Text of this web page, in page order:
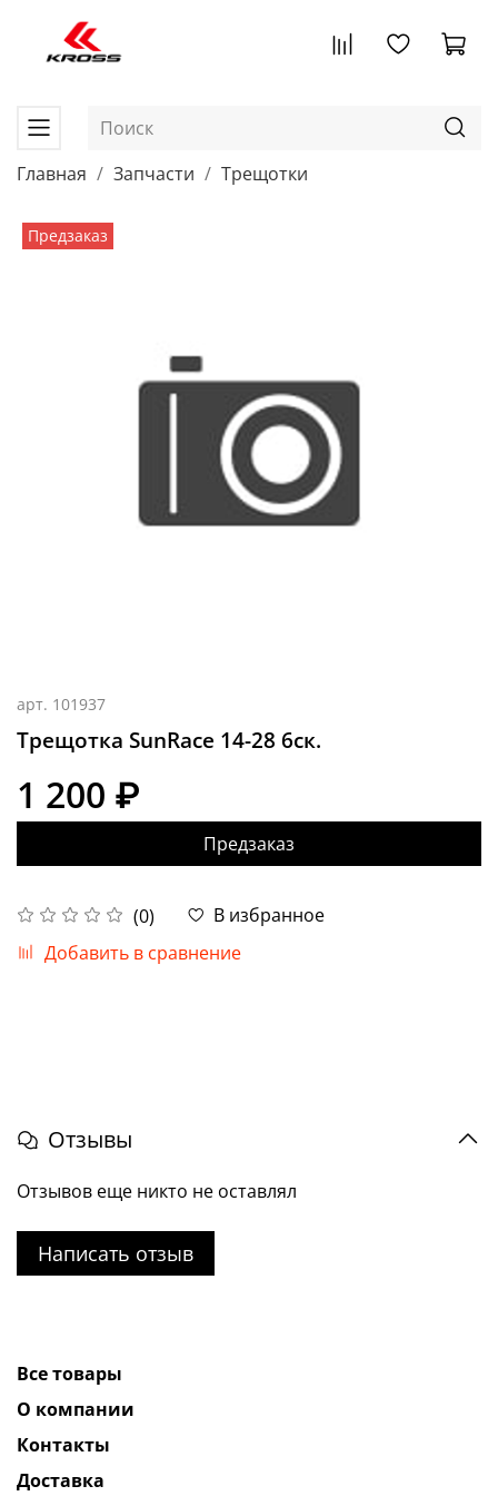
Главная Запчасти Трещотки
Предзаказ
арт. 101937
Трещотка SunRace 14-28 6ск.
(0)
В избранное
Добавить в сравнение
1 200 ₽
Предзаказ
Отзывы
Отзывов еще никто не оставлял
Написать отзыв
Все товары
О компании
Контакты
Доставка